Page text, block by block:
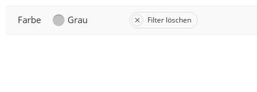
Farbe Grau Filter löschen